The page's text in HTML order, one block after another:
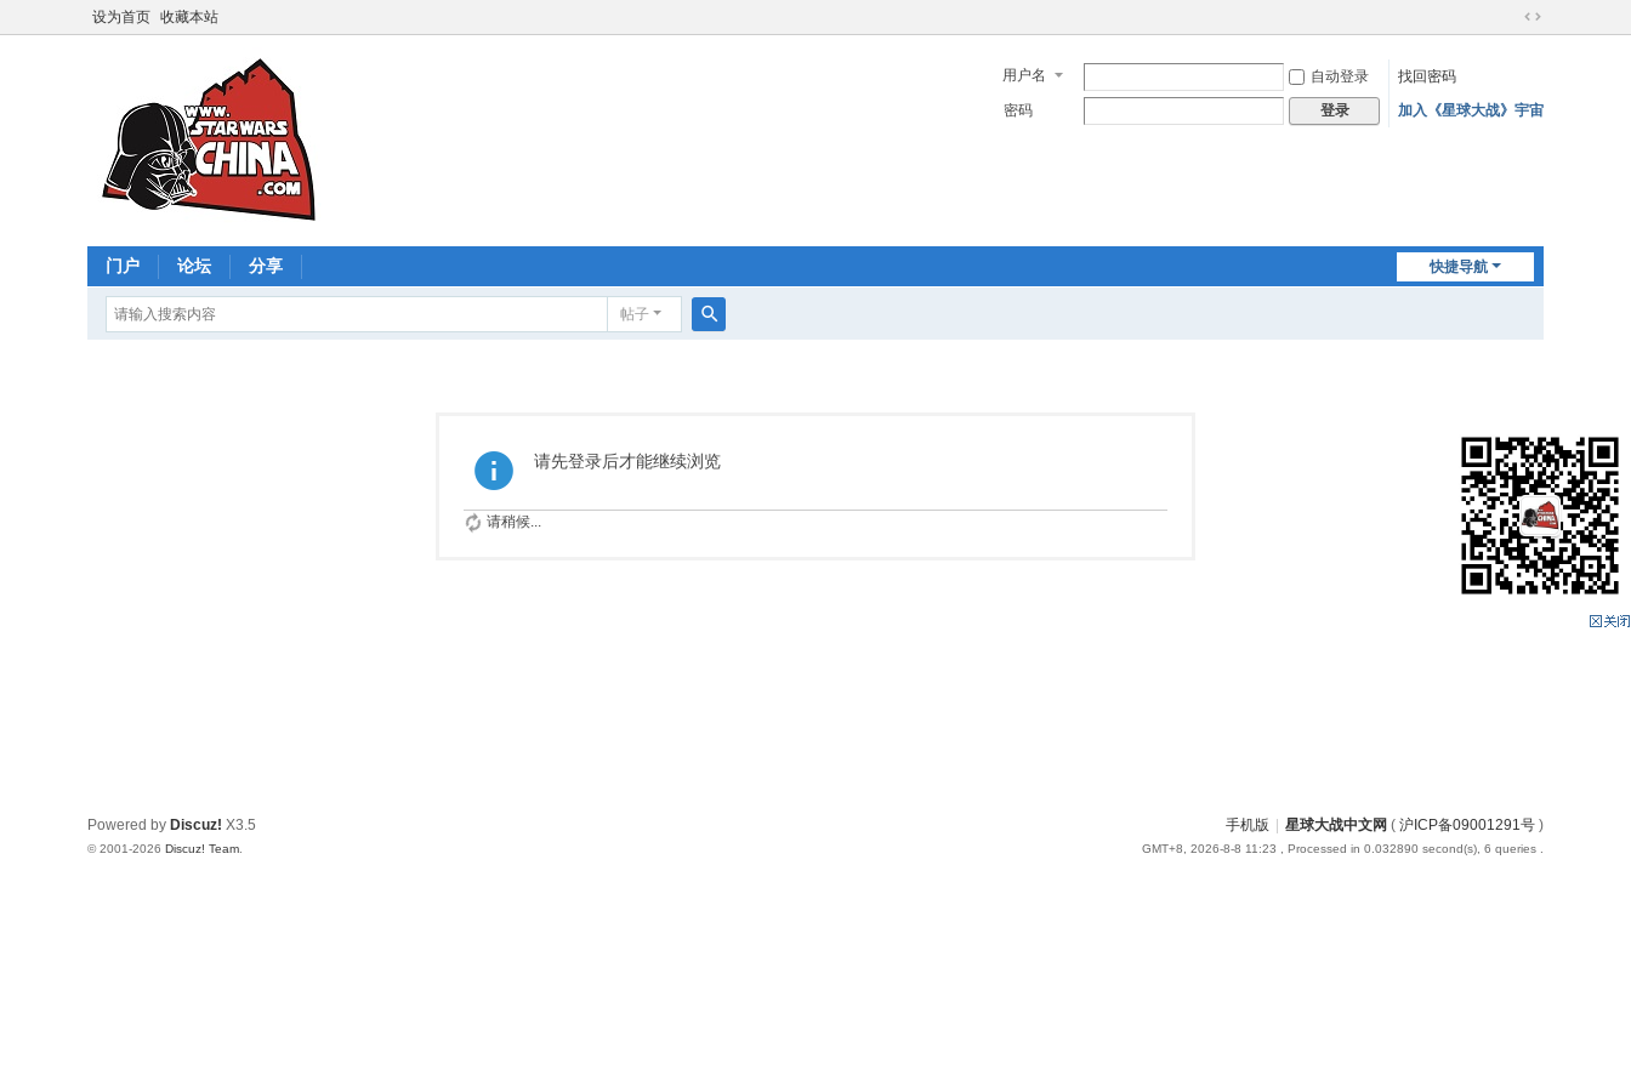
设为首页 收藏本站
切
宽
用户名 自动登录
找回密码
密码
登录 加入《星球大战》宇宙
快捷导航
门户 论坛 分享
帖子
请先登录后才能继续浏览
请稍候...
手机版 星球大战中文网 ( 沪ICP备09001291号 )
GMT+8, 2026-8-8 11:23 , Processed in 0.032890 second(s), 6 queries .
Powered by Discuz! X3.5
© 2001-2026 Discuz! Team